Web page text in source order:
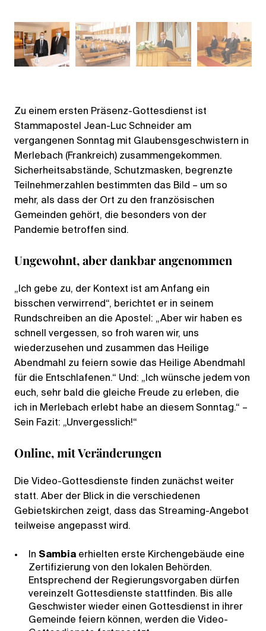
Zu einem ersten Präsenz-Gottesdienst ist
Stammapostel Jean-Luc Schneider am
vergangenen Sonntag mit Glaubensgeschwistern in
Merlebach (Frankreich) zusammengekommen.
Sicherheitsabstände, Schutzmasken, begrenzte
Teilnehmerzahlen bestimmten das Bild – um so
mehr, als dass der Ort zu den französischen
Gemeinden gehört, die besonders von der
Pandemie betroffen sind.
Ungewohnt, aber dankbar angenommen
„Ich gebe zu, der Kontext ist am Anfang ein
bisschen verwirrend“, berichtet er in seinem
Rundschreiben an die Apostel: „Aber wir haben es
schnell vergessen, so froh waren wir, uns
wiederzusehen und zusammen das Heilige
Abendmahl zu feiern sowie das Heilige Abendmahl
für die Entschlafenen.“ Und: „Ich wünsche jedem von
euch, sehr bald die gleiche Freude zu erleben, die
ich in Merlebach erlebt habe an diesem Sonntag.“ –
Sein Fazit: „Unvergesslich!“
Online, mit Veränderungen
Die Video-Gottesdienste finden zunächst weiter
statt. Aber der Blick in die verschiedenen
Gebietskirchen zeigt, dass das Streaming-Angebot
teilweise angepasst wird.
In Sambia erhielten erste Kirchengebäude eine
Zertifizierung von den lokalen Behörden.
Entsprechend der Regierungsvorgaben dürfen
vereinzelt Gottesdienste stattfinden. Bis alle
Geschwister wieder einen Gottesdienst in ihrer
Gemeinde feiern können, werden die Video-